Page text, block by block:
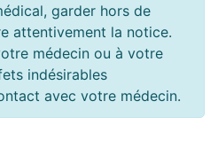
garder hors de
attentivement la notice.
médecin ou à votre
indésirables
avec votre médecin.